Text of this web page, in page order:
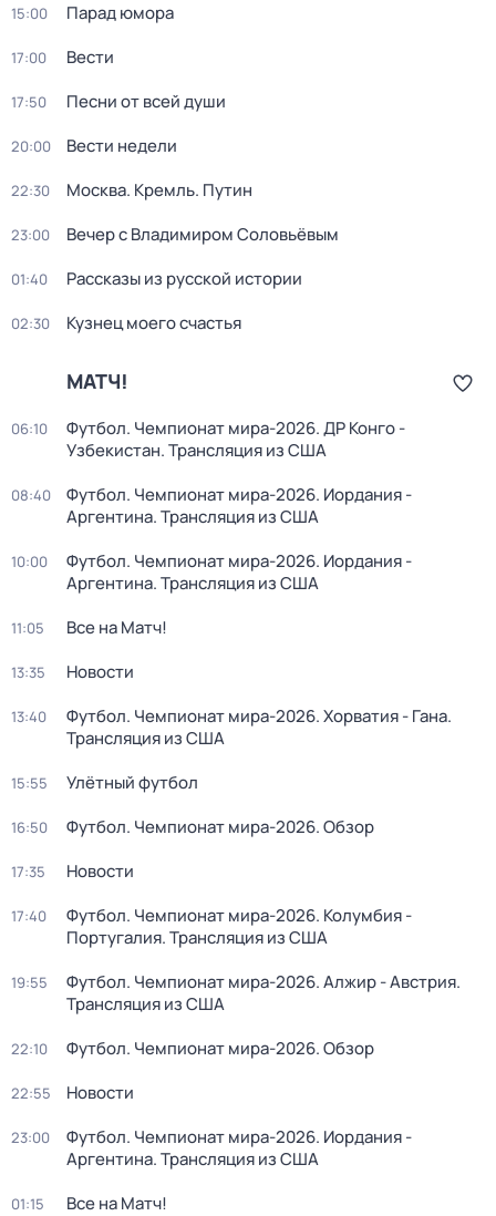
15:00 Парад юмора
17:00 Вести
17:50 Песни от всей души
20:00 Вести недели
22:30 Москва. Кремль. Путин
23:00 Вечер с Владимиром Соловьёвым
01:40 Рассказы из русской истории
02:30 Кузнец моего счастья
МАТЧ!
06:10
Футбол. Чемпионат мира-2026. ДР Конго -
Узбекистан. Трансляция из США
08:40
Футбол. Чемпионат мира-2026. Иордания -
Аргентина. Трансляция из США
10:00
Футбол. Чемпионат мира-2026. Иордания -
Аргентина. Трансляция из США
11:05 Все на Матч!
13:35 Новости
13:40
Футбол. Чемпионат мира-2026. Хорватия - Гана.
Трансляция из США
15:55 Улётный футбол
16:50 Футбол. Чемпионат мира-2026. Обзор
17:35 Новости
17:40
Футбол. Чемпионат мира-2026. Колумбия -
Португалия. Трансляция из США
19:55
Футбол. Чемпионат мира-2026. Алжир - Австрия.
Трансляция из США
22:10 Футбол. Чемпионат мира-2026. Обзор
22:55 Новости
23:00
Футбол. Чемпионат мира-2026. Иордания -
Аргентина. Трансляция из США
01:15 Все на Матч!